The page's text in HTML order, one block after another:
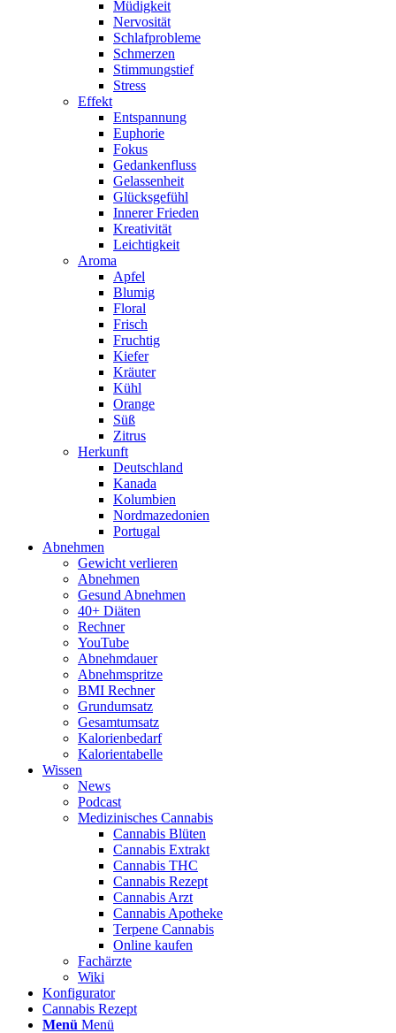
Müdigkeit
Nervosität
Schlafprobleme
Schmerzen
Stimmungstief
Stress
Effekt
Entspannung
Euphorie
Fokus
Gedankenfluss
Gelassenheit
Glücksgefühl
Innerer Frieden
Kreativität
Leichtigkeit
Aroma
Apfel
Blumig
Floral
Frisch
Fruchtig
Kiefer
Kräuter
Kühl
Orange
Süß
Zitrus
Herkunft
Deutschland
Kanada
Kolumbien
Nordmazedonien
Portugal
Abnehmen
Gewicht verlieren
Abnehmen
Gesund Abnehmen
40+ Diäten
Rechner
YouTube
Abnehmdauer
Abnehmspritze
BMI Rechner
Grundumsatz
Gesamtumsatz
Kalorienbedarf
Kalorientabelle
Wissen
News
Podcast
Medizinisches Cannabis
Cannabis Blüten
Cannabis Extrakt
Cannabis THC
Cannabis Rezept
Cannabis Arzt
Cannabis Apotheke
Terpene Cannabis
Online kaufen
Fachärzte
Wiki
Konfigurator
Cannabis Rezept
Menü Menü